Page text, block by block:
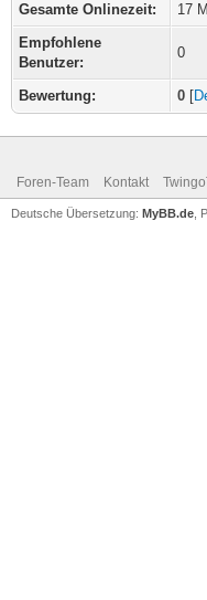
Gesamte Onlinezeit:
17
Empfohlene
Benutzer:
0
Bewertung: 0 [
Foren-Team Kontakt
Deutsche Übersetzung: MyBB.de ,